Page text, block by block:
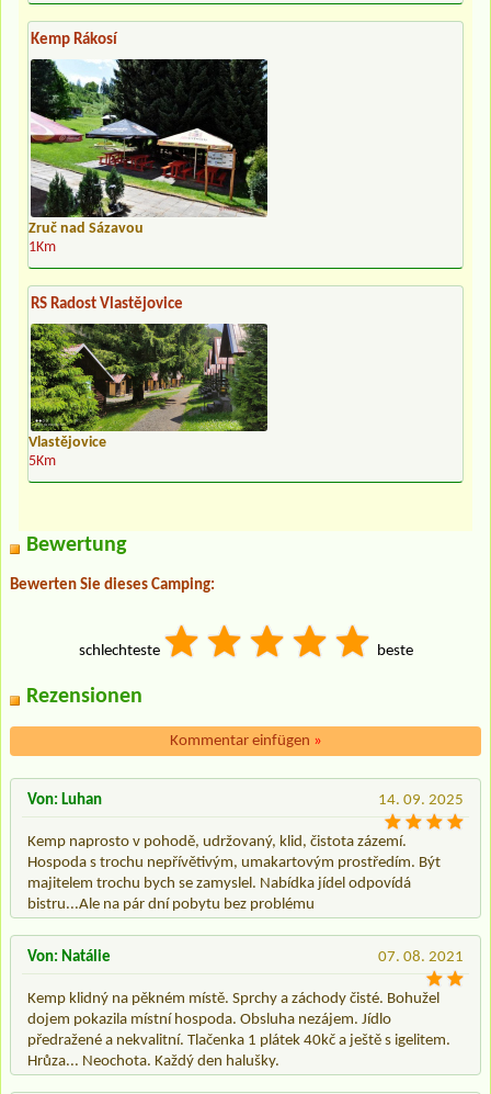
Kemp Rákosí
Zruč nad Sázavou
1Km
RS Radost Vlastějovice
Vlastějovice
5Km
Bewertung
Bewerten Sie dieses Camping:
schlechteste beste
Rezensionen
Kommentar einfügen »
14. 09. 2025
Von: Luhan
Kemp naprosto v pohodě, udržovaný, klid, čistota zázemí.
Hospoda s trochu nepřívětivým, umakartovým prostředím. Být
majitelem trochu bych se zamyslel. Nabídka jídel odpovídá
bistru...Ale na pár dní pobytu bez problému
07. 08. 2021
Von: Natálie
Kemp klidný na pěkném místě. Sprchy a záchody čisté. Bohužel
dojem pokazila místní hospoda. Obsluha nezájem. Jídlo
předražené a nekvalitní. Tlačenka 1 plátek 40kč a ještě s igelitem.
Hrůza... Neochota. Každý den halušky.